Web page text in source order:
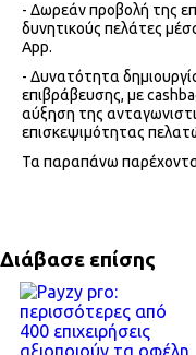
- Δωρεάν προβολή της
δυνητικούς πελάτες
App.
- Δυνατότητα
επιβράβευσης, με
αύξηση της
επισκεψιμότητας
Τα παραπάνω
Διάβασε επίσης